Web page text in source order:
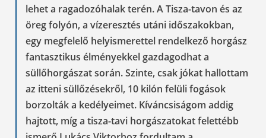
lehet a ragadozóhalak terén. A Tisza-tavon és az
öreg folyón, a vízeresztés utáni időszakokban,
egy megfelelő helyismerettel rendelkező horgász
fantasztikus élményekkel gazdagodhat a
süllőhorgászat során. Szinte, csak jókat hallottam
az itteni süllőzésekről, 10 kilón felüli fogások
borzolták a kedélyeimet. Kíváncsiságom addig
hajtott, míg a tisza-tavi horgászatokat felettébb